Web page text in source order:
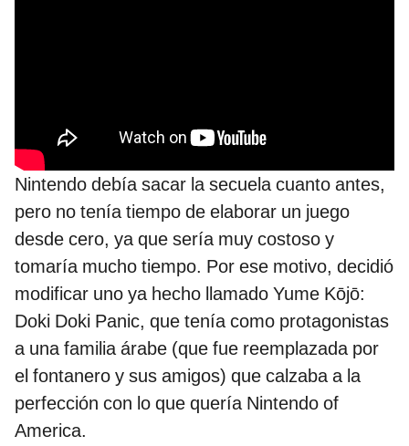
Nintendo debía sacar la secuela cuanto antes,
pero no tenía tiempo de elaborar un juego
desde cero, ya que sería muy costoso y
tomaría mucho tiempo. Por ese motivo, decidió
modificar uno ya hecho llamado Yume Kōjō:
Doki Doki Panic, que tenía como protagonistas
a una familia árabe (que fue reemplazada por
el fontanero y sus amigos) que calzaba a la
perfección con lo que quería Nintendo of
America.